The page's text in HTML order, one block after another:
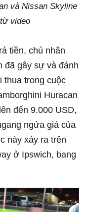
và Nissan Skyline
video
tiền, chủ nhân
đã gây sự và đánh
thua trong cuộc
Huracan
đến 9.000 USD,
ngửa giá của
này xảy ra trên
ở Ipswich, bang